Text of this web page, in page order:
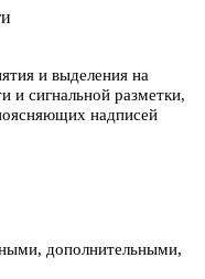
и выделения на
и сигнальной разметки,
надписей
дополнительными,